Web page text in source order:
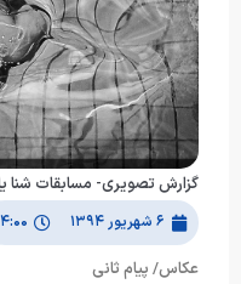
گزارش تصویری- مسابقات شنا
۶ شهریور ۱۳۹۴ ۱۴:۰۰
عکاس/ پیام ثانی